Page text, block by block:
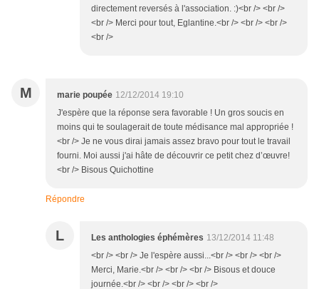
directement reversés à l'association. :)<br /> <br />
<br /> Merci pour tout, Eglantine.<br /> <br /> <br />
<br />
M marie poupée 12/12/2014 19:10
J'espère que la réponse sera favorable ! Un gros soucis en
moins qui te soulagerait de toute médisance mal appropriée !
<br /> Je ne vous dirai jamais assez bravo pour tout le travail
fourni. Moi aussi j'ai hâte de découvrir ce petit chez d’œuvre!
<br /> Bisous Quichottine
Répondre
L Les anthologies éphémères 13/12/2014 11:48
<br /> <br /> Je l'espère aussi...<br /> <br /> <br />
Merci, Marie.<br /> <br /> <br /> Bisous et douce
journée.<br /> <br /> <br /> <br />